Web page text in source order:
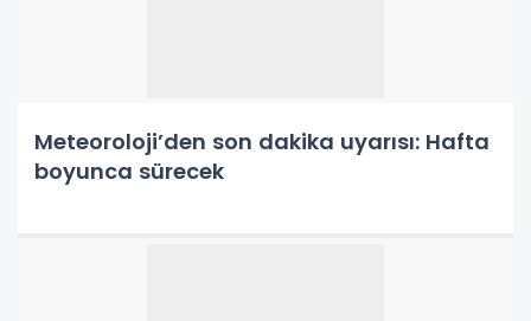
Meteoroloji’den son dakika uyarısı: Hafta
boyunca sürecek